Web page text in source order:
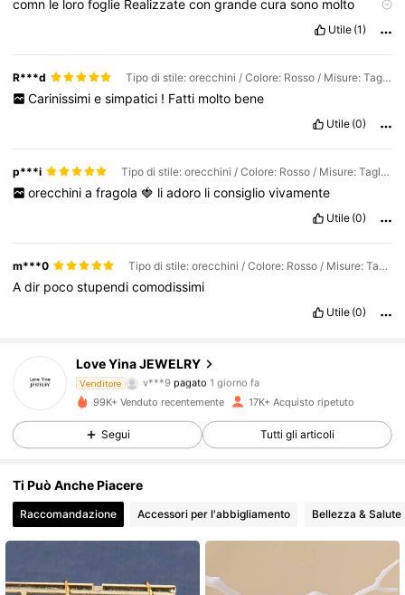
comn le lorofoglie Realizzatecongrandecurasono molto
Utile (1)
R***d Tipo di stile: orecchini / Colore: Rosso / Misure: Tagli Unica
Carinissimi e simpatici ! Fatti molto bene
Utile (0)
p***i Tipo di stile: orecchini / Colore: Rosso / Misure: Tagli Unica
orecchini a fragola 🍓 li adoro li consiglio vivamente
Utile (0)
m***0 Tipo di stile: orecchini / Colore: Rosso / Misure: Tagli Unica
Adir pocostupendicomodissimi
Utile (0)
Love Yina JEWELRY
Venditore
4.74
3K Follower
v***9 pagato 1 giorno fa
3K Follower
4.74
99K+ Venduto recentemente 17K+ Acquisto ripetuto
Segui Tutti gli articoli
Ti Può Anche Piacere
Raccomandazione Accessori per l'abbigliamento Bellezza & Salute